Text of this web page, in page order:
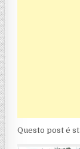
Questo post é